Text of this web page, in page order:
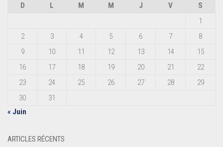
D
L M M J V
S
1
2
3 4 5 6 7
8
9
10 11 12 13 14
15
16
17 18 19 20 21
22
23
24 25 26 27 28
29
30
31
« Juin
ARTICLES RÉCENTS